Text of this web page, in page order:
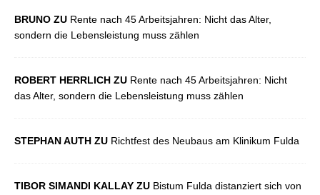
BRUNO ZU Rente nach 45 Arbeitsjahren: Nicht das Alter,
sondern die Lebensleistung muss zählen
ROBERT HERRLICH ZU Rente nach 45 Arbeitsjahren: Nicht
das Alter, sondern die Lebensleistung muss zählen
STEPHAN AUTH ZU Richtfest des Neubaus am Klinikum Fulda
TIBOR SIMANDI KALLAY ZU Bistum Fulda distanziert sich von